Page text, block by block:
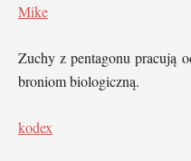
Mike
Zuchy z pentagonu pracują
broniom biologiczną.
kodex